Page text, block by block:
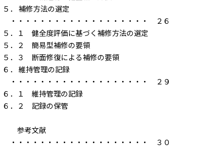
５． 補修方法の選定
・・・・・・・・・・・・・・・・・・・ ２６
５．１ 健全度評価に基づく補修方法の選定
５．２ 簡易型補修の要領
５．３ 断面修復による補修の要領
６． 維持管理の記録
・・・・・・・・・・・・・・・・・・・ ２９
６．１ 維持管理の記録
６．２ 記録の保管
参考文献
・・・・・・・・・・・・・・・・・・・ ３０